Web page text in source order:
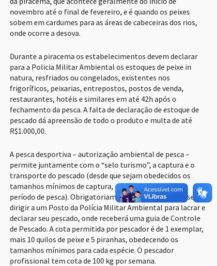
novembro até o final de fevereiro, e é quando os peixes
sobem em cardumes para as áreas de cabeceiras dos rios,
onde ocorre a desova.
Durante a piracema os estabelecimentos devem declarar
para a Policia Militar Ambiental os estoques de peixe in
natura, resfriados ou congelados, existentes nos
frigoríficos, peixarias, entrepostos, postos de venda,
restaurantes, hotéis e similares em até 42h após o
fechamento da pesca. A falta de declaração de estoque de
pescado dá apreensão de todo o produto e multa de até
R$1.000,00.
A pesca desportiva – autorização ambiental de pesca –
permite juntamente com o “selo turismo”, a captura e o
transporte do pescado (desde que sejam obedecidos os
tamanhos mínimos de captura, os petrechos, a cota e
período de pesca). Obrigatoriamente o pescador deve se
dirigir a um Posto da Polícia Militar Ambiental para lacrar e
declarar seu pescado, onde receberá uma guia de Controle
de Pescado. A cota permitida por pescador é de 1 exemplar,
mais 10 quilos de peixe e 5 piranhas, obedecendo os
tamanhos mínimos para cada espécie. O pescador
profissional tem cota de 100 kg por semana.